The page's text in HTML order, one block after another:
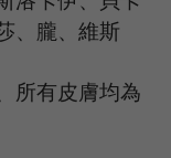
、朧、維斯
所有皮膚均為